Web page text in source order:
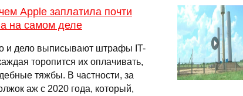
Apple заплатила почти
на самом деле
и дело выписывают штрафы IT-
торопится их оплачивать,
тяжбы. В частности, за
аж с 2020 года, который,